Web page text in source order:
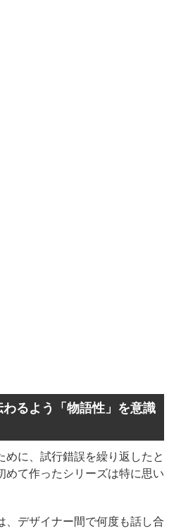
るよう「物語性」を意識
めに、試行錯誤を繰り返したと
めて作ったシリーズは特に思い
、デザイナー間で何度も話し合